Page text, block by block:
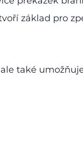
základ pro
také